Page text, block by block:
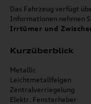
Das Fahrzeug verfügt
Informationen nehmen
Irrtümer und
Kurzüberblick
Metallic
Leichtmetallfelgen
Zentralverriegelung
Elektr. Fensterheber